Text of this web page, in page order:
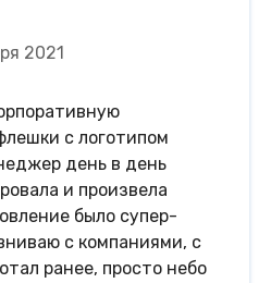
2021
с логотипом
день в день
и произвела
было супер-
с компаниями, с
ранее, просто небо